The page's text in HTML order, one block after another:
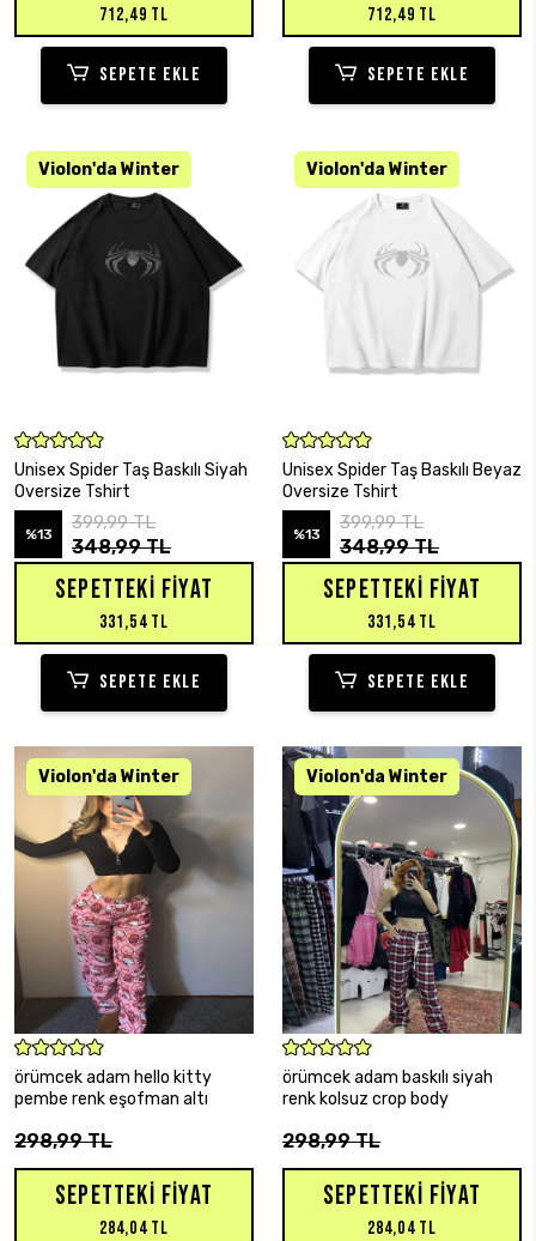
712,49 TL
SEPETE EKLE
712,49 TL
SEPETE EKLE
SEPETE EKLE
Unisex Spider Taş Baskılı Siyah
Oversize Tshirt
%13
399,99 TL
348,99 TL
SEPETTEKI FIYAT
331,54 TL
SEPETE EKLE
SEPETE EKLE
Unisex Spider Taş Baskılı Beyaz
Oversize Tshirt
%13
399,99 TL
348,99 TL
SEPETTEKI FIYAT
331,54 TL
SEPETE EKLE
SEPETE EKLE
örümcek adam hello kitty
pembe renk eşofman altı
298,99 TL
SEPETTEKI FIYAT
284,04 TL
SEPETE EKLE
örümcek adam baskılı siyah
renk kolsuz crop body
298,99 TL
SEPETTEKI FIYAT
284,04 TL